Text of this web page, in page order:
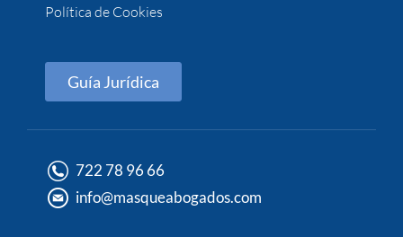
Política de Cookies
Guía Jurídica
722 78 96 66
info@masqueabogados.com